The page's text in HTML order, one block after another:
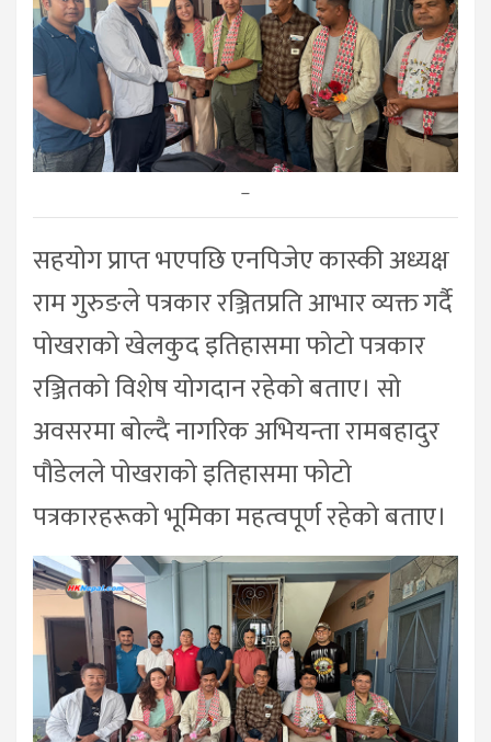
–
सहयोग प्राप्त भएपछि एनपिजेए कास्की अध्यक्ष
राम गुरुङले पत्रकार रञ्जितप्रति आभार व्यक्त गर्दै
पोखराको खेलकुद इतिहासमा फोटो पत्रकार
रञ्जितको विशेष योगदान रहेको बताए। सो
अवसरमा बोल्दै नागरिक अभियन्ता रामबहादुर
पौडेलले पोखराको इतिहासमा फोटो
पत्रकारहरूको भूमिका महत्वपूर्ण रहेको बताए।